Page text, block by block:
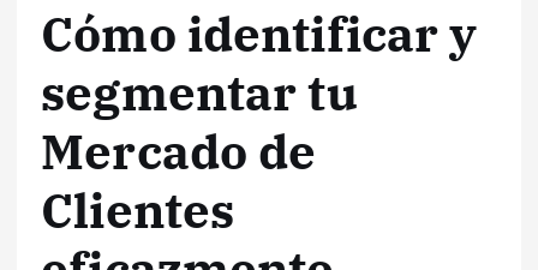
Cómo identificar y
segmentar tu
Mercado de
Clientes